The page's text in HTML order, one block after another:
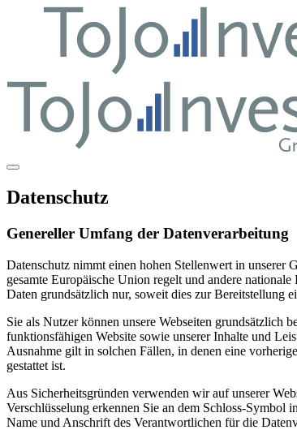
Menü-
Datenschutz
Genereller Umfang der Datenverarbeitung
Datenschutz nimmt einen hohen Stellenwert in unserer
gesamte Europäische Union regelt und andere
Daten grundsätzlich nur, soweit dies zur Bereitstellung
Sie als Nutzer können unsere Webseiten grundsätzlich
funktionsfähigen Website sowie unserer Inhalte und
Ausnahme gilt in solchen Fällen, in denen eine
gestattet ist.
Aus Sicherheitsgründen verwenden wir auf unserer
Verschlüsselung erkennen Sie an dem Schloss-Symbol
Name und Anschrift des Verantwortlichen für die